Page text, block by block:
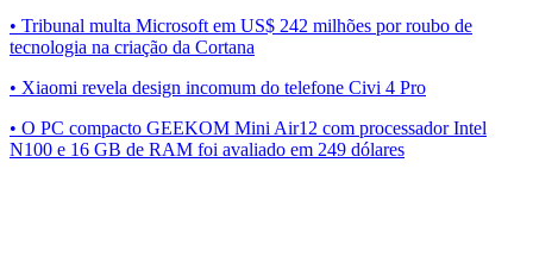
• Tribunal multa Microsoft em US$ 242 milhões por roubo de
tecnologia na criação da Cortana
• Xiaomi revela design incomum do telefone Civi 4 Pro
• O PC compacto GEEKOM Mini Air12 com processador Intel
N100 e 16 GB de RAM foi avaliado em 249 dólares